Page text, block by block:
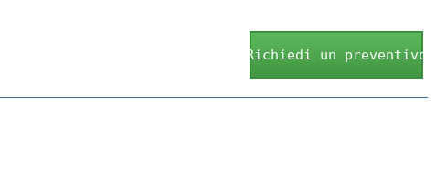
Richiedi un preventivo